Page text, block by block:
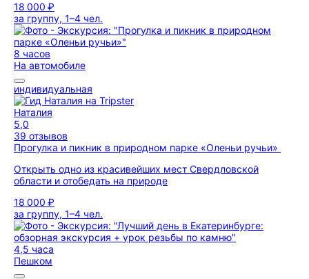
18 000 ₽
за группу, 1–4 чел.
8 часов
На автомобиле
индивидуальная
Наталия
5,0
39 отзывов
Прогулка и пикник в природном парке «Оленьи ручьи»
Открыть одно из красивейших мест Свердловской
области и отобедать на природе
18 000 ₽
за группу, 1–4 чел.
4,5 часа
Пешком